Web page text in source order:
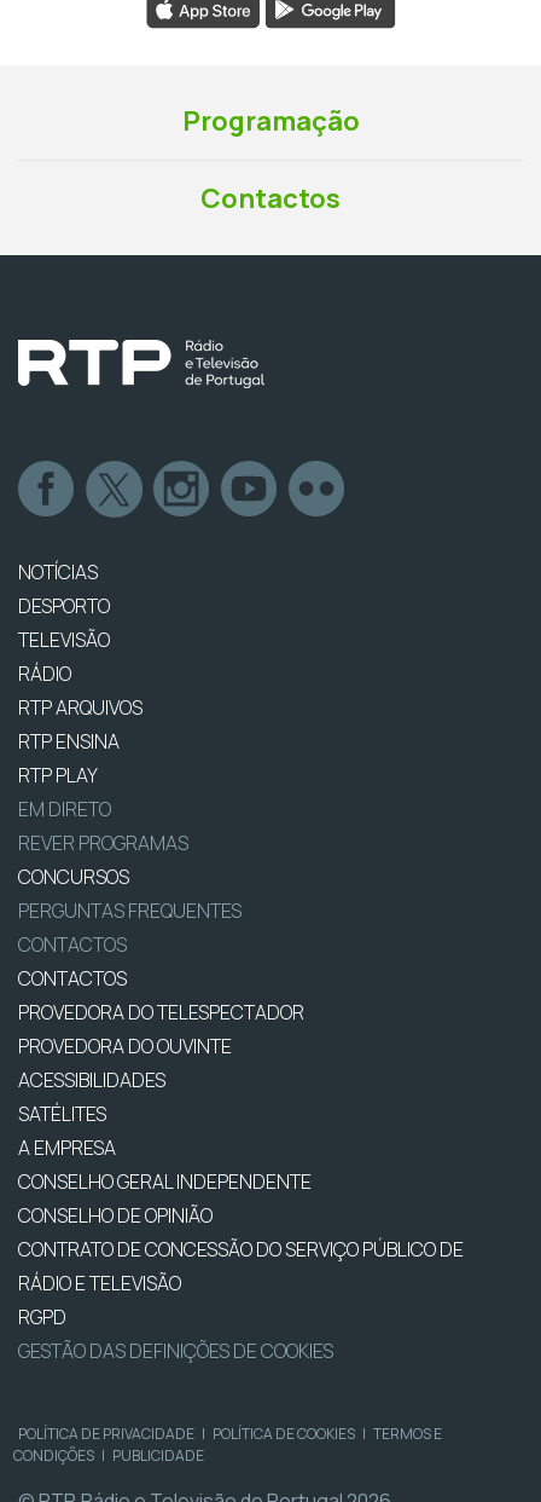
Programação
Contactos
NOTÍCIAS
DESPORTO
TELEVISÃO
RÁDIO
RTP ARQUIVOS
RTP ENSINA
RTP PLAY
EM DIRETO
REVER PROGRAMAS
CONCURSOS
PERGUNTAS FREQUENTES
CONTACTOS
CONTACTOS
PROVEDORA DO TELESPECTADOR
PROVEDORA DO OUVINTE
ACESSIBILIDADES
SATÉLITES
A EMPRESA
CONSELHO GERAL INDEPENDENTE
CONSELHO DE OPINIÃO
CONTRATO DE CONCESSÃO DO SERVIÇO PÚBLICO DE
RÁDIO E TELEVISÃO
RGPD
GESTÃO DAS DEFINIÇÕES DE COOKIES
POLÍTICA DE PRIVACIDADE | POLÍTICA DE COOKIES | TERMOS E
CONDIÇÕES | PUBLICIDADE